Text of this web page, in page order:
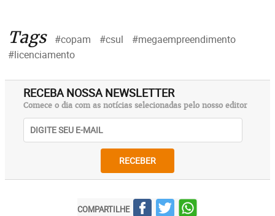
Tags #copam #csul
#megaempreendimento
#licenciamento
RECEBA NOSSA NEWSLETTER
Comece o dia com as notícias selecionadas pelo nosso editor
RECEBER
COMPARTILHE